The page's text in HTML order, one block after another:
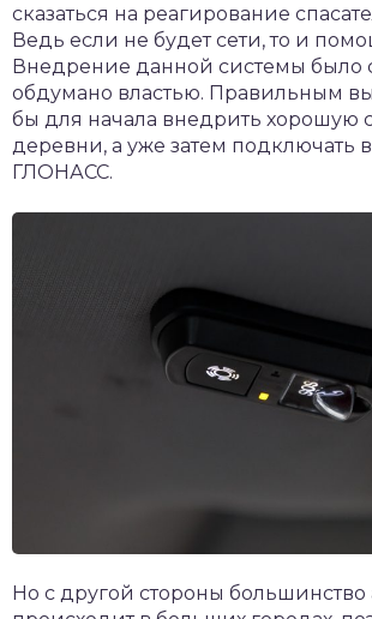
сказаться на реагирование
Ведь если не будет сети, то и
Внедрение данной системы было
обдумано властью. Правильным
бы для начала внедрить хорошую
деревни, а уже затем подключать
ГЛОНАСС.
Но с другой стороны большинство